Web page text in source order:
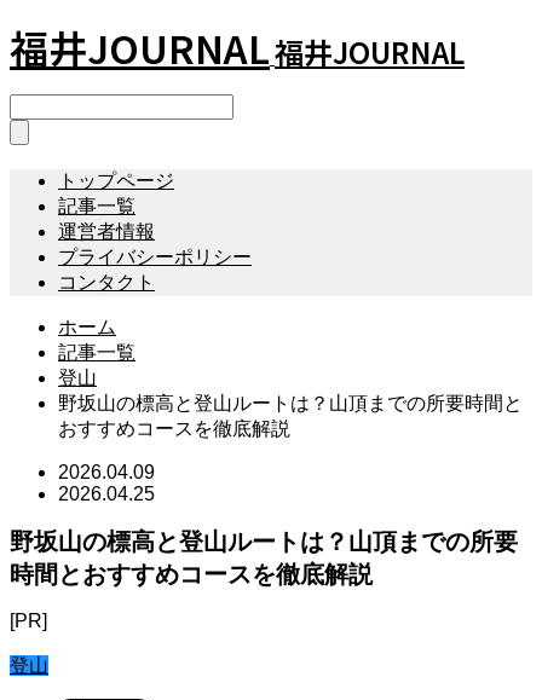
福井JOURNAL福井JOURNAL
トップページ
記事一覧
運営者情報
プライバシーポリシー
コンタクト
ホーム
記事一覧
登山
野坂山の標高と登山ルートは？山頂までの所要時間と
おすすめコースを徹底解説
2026.04.09
2026.04.25
野坂山の標高と登山ルートは？山頂までの所要
時間とおすすめコースを徹底解説
[PR]
登山